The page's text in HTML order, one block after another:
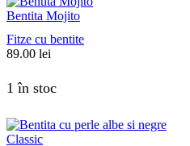
Bentita Mojito
Fitze cu bentite
89.00 lei
1 în stoc